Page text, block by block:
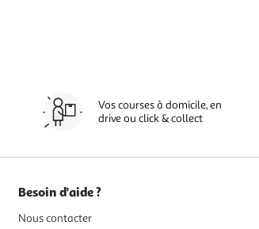
Vos courses à domicile, en
drive ou click & collect
Besoin d'aide ?
Nous contacter